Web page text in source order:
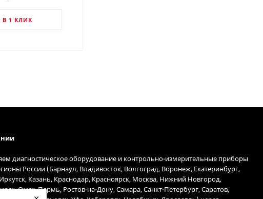
В 1 КЛИК
диагностическое оборудование и контрольно-измерительные приборы
России (Барнаул, Владивосток, Волгоград, Воронеж, Екатеринбург,
Казань, Краснодар, Красноярск, Москва, Нижний Новгород,
Омск, Пермь, Ростов-на-Дону, Самара, Санкт-Петербург, Саратов,